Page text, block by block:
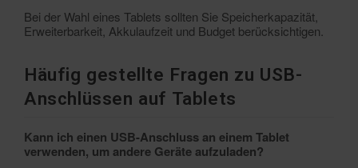
Bei der Wahl eines Tablets sollten Sie Speicherkapazität,
Erweiterbarkeit, Akkulaufzeit und Budget berücksichtigen.
Häufig gestellte Fragen zu USB-
Anschlüssen auf Tablets
Kann ich einen USB-Anschluss an einem Tablet
verwenden, um andere Geräte aufzuladen?